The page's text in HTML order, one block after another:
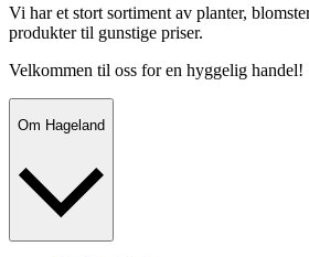
Vi har et stort sortiment av planter,
produkter til gunstige priser.
Velkommen til oss for en hyggelig handel!
Om Hageland